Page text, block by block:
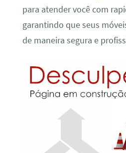
para atender você com
garantindo que seus
de maneira segura e